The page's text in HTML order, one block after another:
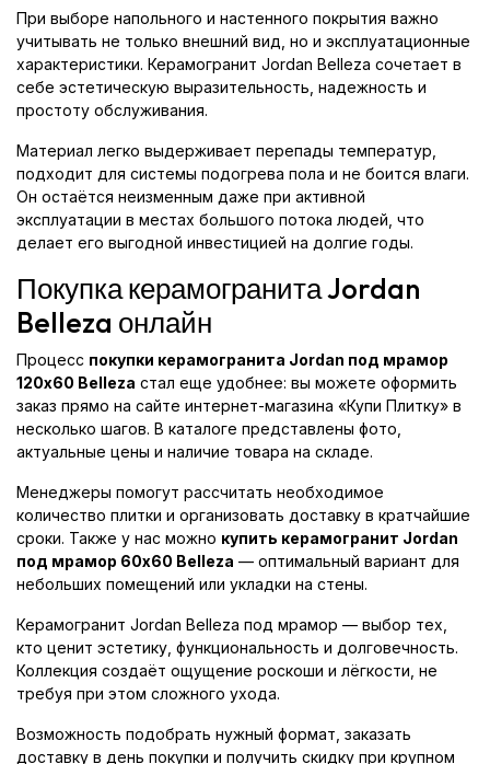
При выборе напольного и настенного покрытия важно
учитывать не только внешний вид, но и эксплуатационные
характеристики. Керамогранит Jordan Belleza сочетает в
себе эстетическую выразительность, надежность и
простоту обслуживания.
Материал легко выдерживает перепады температур,
подходит для системы подогрева пола и не боится влаги.
Он остаётся неизменным даже при активной
эксплуатации в местах большого потока людей, что
делает его выгодной инвестицией на долгие годы.
Покупка керамогранита Jordan
Belleza онлайн
Процесс покупки керамогранита Jordan под мрамор
120x60 Belleza стал еще удобнее: вы можете оформить
заказ прямо на сайте интернет-магазина «Купи Плитку» в
несколько шагов. В каталоге представлены фото,
актуальные цены и наличие товара на складе.
Менеджеры помогут рассчитать необходимое
количество плитки и организовать доставку в кратчайшие
сроки. Также у нас можно купить керамогранит Jordan
под мрамор 60x60 Belleza — оптимальный вариант для
небольших помещений или укладки на стены.
Керамогранит Jordan Belleza под мрамор — выбор тех,
кто ценит эстетику, функциональность и долговечность.
Коллекция создаёт ощущение роскоши и лёгкости, не
требуя при этом сложного ухода.
Возможность подобрать нужный формат, заказать
доставку в день покупки и получить скидку при крупном